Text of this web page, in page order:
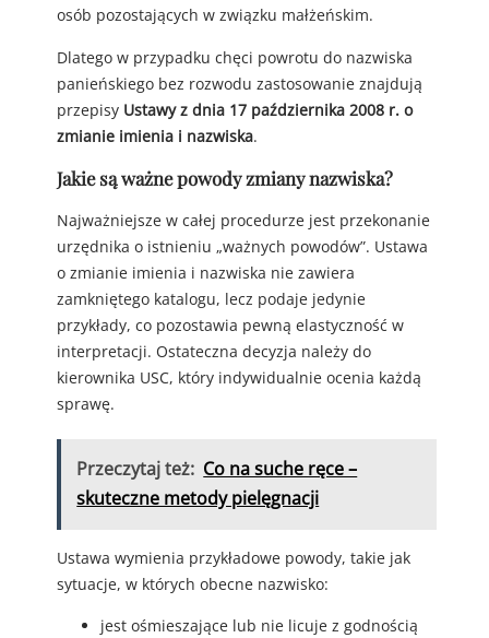
osób pozostających w związku małżeńskim.
Dlatego w przypadku chęci powrotu do nazwiska
panieńskiego bez rozwodu zastosowanie znajdują
przepisy Ustawy z dnia 17 października 2008 r. o
zmianie imienia i nazwiska.
Jakie są ważne powody zmiany nazwiska?
Najważniejsze w całej procedurze jest przekonanie
urzędnika o istnieniu „ważnych powodów”. Ustawa
o zmianie imienia i nazwiska nie zawiera
zamkniętego katalogu, lecz podaje jedynie
przykłady, co pozostawia pewną elastyczność w
interpretacji. Ostateczna decyzja należy do
kierownika USC, który indywidualnie ocenia każdą
sprawę.
Przeczytaj też: Co na suche ręce –
skuteczne metody pielęgnacji
Ustawa wymienia przykładowe powody, takie jak
sytuacje, w których obecne nazwisko:
jest ośmieszające lub nie licuje z godnością